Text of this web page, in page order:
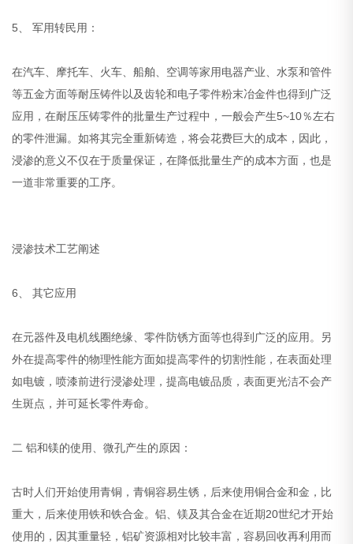
5、 军用转民用：
在汽车、摩托车、火车、船舶、空调等家用电器产业、水泵和管件
等五金方面等耐压铸件以及齿轮和电子零件粉末冶金件也得到广泛
应用，在耐压压铸零件的批量生产过程中，一般会产生5~10％左右
的零件泄漏。如将其完全重新铸造，将会花费巨大的成本，因此，
浸渗的意义不仅在于质量保证，在降低批量生产的成本方面，也是
一道非常重要的工序。
浸渗技术工艺阐述
6、 其它应用
在元器件及电机线圈绝缘、零件防锈方面等也得到广泛的应用。另
外在提高零件的物理性能方面如提高零件的切割性能，在表面处理
如电镀，喷漆前进行浸渗处理，提高电镀品质，表面更光洁不会产
生斑点，并可延长零件寿命。
二 铝和镁的使用、微孔产生的原因：
古时人们开始使用青铜，青铜容易生锈，后来使用铜合金和金，比
重大，后来使用铁和铁合金。铝、镁及其合金在近期20世纪才开始
使用的，因其重量轻，铝矿资源相对比较丰富，容易回收再利用而